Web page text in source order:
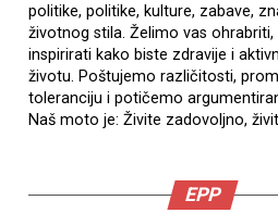
politike, politike, kulture, zabave,
životnog stila. Želimo vas
inspirirati kako biste zdravije i
životu. Poštujemo različitosti,
toleranciju i potičemo
Naš moto je: Živite zadovoljno,
EPP